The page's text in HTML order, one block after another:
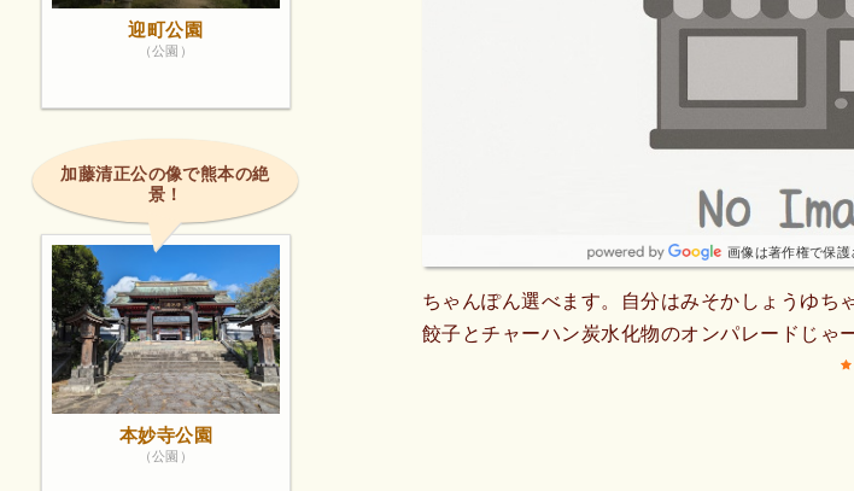
画像は著作権で保護
ちゃんぽん選べます。自分はみそかしょうゆち
餃子とチャーハン炭水化物のオンパレードじゃー
迎町公園
（公園）
加藤清正公の像で熊本の絶
景！
本妙寺公園
（公園）